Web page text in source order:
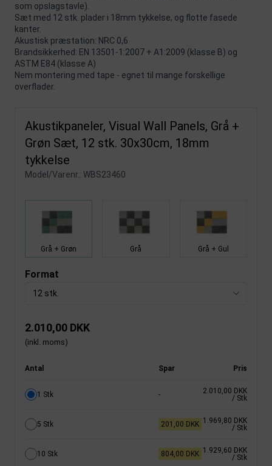
som opslagstavle).
Sæt med 12 stk. plader i 18mm tykkelse, og flotte fasede
kanter.
Akustisk præstation: NRC 0,6
Brandsikkerhed: EN 13501-1:2007 + A1:2009 (klasse B) og
ASTM E84 (klasse A)
Nem montering med tape - egnet til mange forskellige
overflader.
Akustikpaneler, Visual Wall Panels, Grå +
Grøn Sæt, 12 stk. 30x30cm, 18mm
tykkelse
Model/Varenr.: WBS23460
Grå + Grøn Grå Grå + Gul
Format
12 stk.
2.010,00 DKK
(inkl. moms)
Antal Spar Pris
1 Stk -
2.010,00 DKK
/ Stk
5 Stk 201,00 DKK 1.969,80 DKK
/ Stk
10 Stk 804,00 DKK 1.929,60 DKK
/ Stk